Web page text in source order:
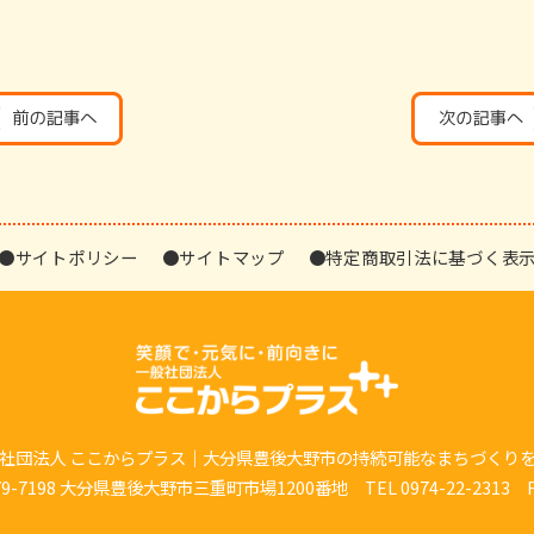
●サイトポリシー ●サイトマップ ●特定商取引法に基づく表示
団法人 ここからプラス｜大分県豊後大野市の持続可能なまちづくり
7198 大分県豊後大野市三重町市場1200番地 TEL 0974-22-2313